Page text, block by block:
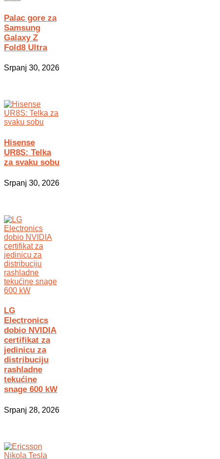
Palac gore za
Samsung
Galaxy Z
Fold8 Ultra
Srpanj 30, 2026
Hisense
UR8S: Telka
za svaku sobu
Srpanj 30, 2026
LG
Electronics
dobio NVIDIA
certifikat za
jedinicu za
distribuciju
rashladne
tekućine
snage 600 kW
Srpanj 28, 2026